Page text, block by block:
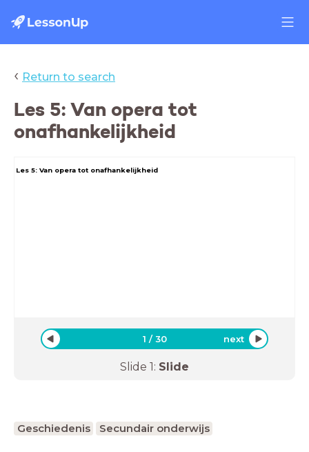
‹ Return to search
Les 5: Van opera tot
onafhankelijkheid
Les 5: Van opera tot onafhankelijkheid
1 /30 next
Slide 1: Slide
Geschiedenis Secundair onderwijs